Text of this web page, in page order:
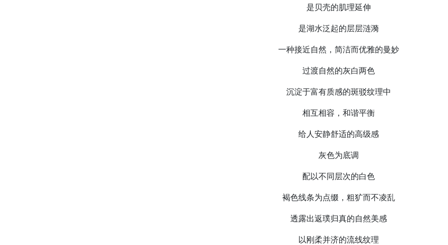
是贝壳的肌理延伸
是湖水泛起的层层涟漪
一种接近自然，简洁而优雅的曼妙
过渡自然的灰白两色
沉淀于富有质感的斑驳纹理中
相互相容，和谐平衡
给人安静舒适的高级感
灰色为底调
配以不同层次的白色
褐色线条为点缀，粗犷而不凌乱
透露出返璞归真的自然美感
以刚柔并济的流线纹理